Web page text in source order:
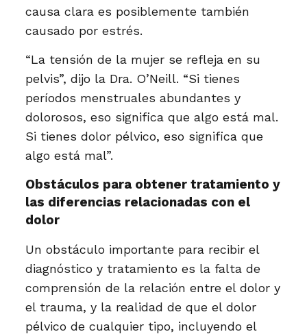
causa clara es posiblemente también
causado por estrés.
“La tensión de la mujer se refleja en su
pelvis”, dijo la Dra. O’Neill. “Si tienes
períodos menstruales abundantes y
dolorosos, eso significa que algo está mal.
Si tienes dolor pélvico, eso significa que
algo está mal”.
Obstáculos para obtener tratamiento y
las diferencias relacionadas con el
dolor
Un obstáculo importante para recibir el
diagnóstico y tratamiento es la falta de
comprensión de la relación entre el dolor y
el trauma, y la realidad de que el dolor
pélvico de cualquier tipo, incluyendo el